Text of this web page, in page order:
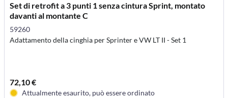
Set di retrofit a 3 punti 1 senza cintura Sprint, montato
davanti al montante C
59260
Adattamento della cinghia per Sprinter e VW LT II - Set 1
72,10 €
Attualmente esaurito, può essere ordinato